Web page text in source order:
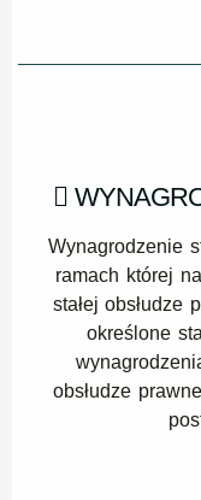
Wynagrodzenie
ramach której
stałej obsłudze
określone
obsłudze